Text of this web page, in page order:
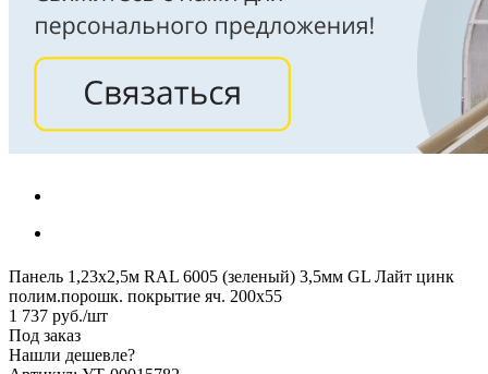
Панель 1,23х2,5м RAL 6005 (зеленый) 3,5мм GL Лайт цинк
полим.порошк. покрытие яч. 200х55
1 737 руб./шт
Под заказ
Нашли дешевле?